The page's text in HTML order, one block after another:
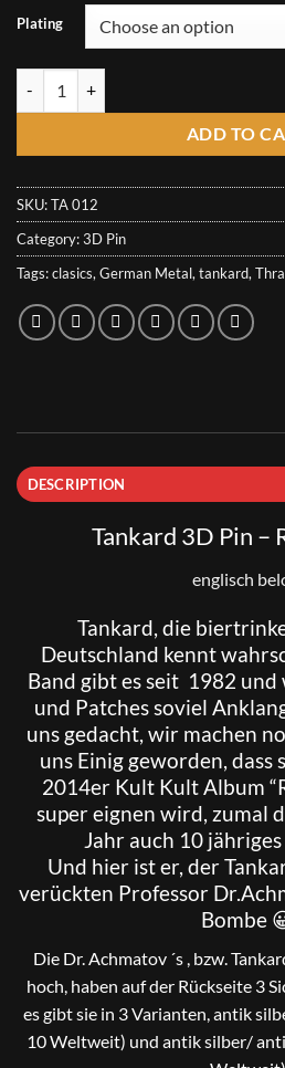
14,00€
Plating
ADD TO
SKU:TA 012
Category:3D Pin
Tags:clasics,German Metal,tankard,
DESCRIPTION
Tankard 3D Pin –
englisch
Tankard, die
Deutschland kennt
Band gibt es seit 1982
und Patches soviel
uns gedacht, wir machen
uns Einig geworden, dass
2014er Kult Kult Album
super eignen wird, zumal
Jahr auch 10
Und hier ist er, der
verückten Professor
Bombe
Die Dr. Achmatov ´s , bzw.
hoch, haben auf der Rückseite 3
es gibt sie in 3 Varianten, antik
10 Weltweit) und antik silber/